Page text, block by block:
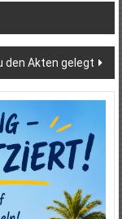
den Akten gelegt